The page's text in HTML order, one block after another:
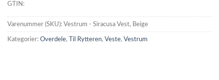
GTIN:
Varenummer (SKU): Vestrum - Siracusa Vest, Beige
Kategorier: Overdele, Til Rytteren, Veste, Vestrum